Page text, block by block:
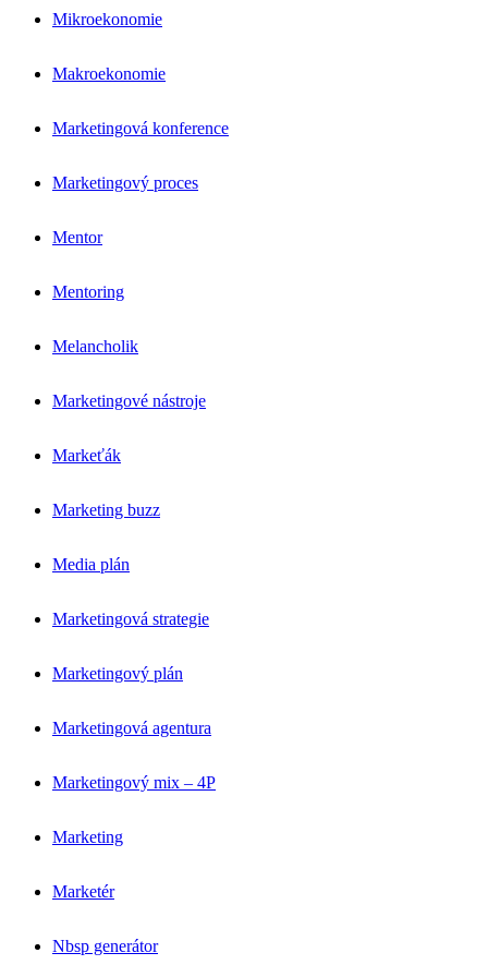
Mikroekonomie
Makroekonomie
Marketingová konference
Marketingový proces
Mentor
Mentoring
Melancholik
Marketingové nástroje
Markeťák
Marketing buzz
Media plán
Marketingová strategie
Marketingový plán
Marketingová agentura
Marketingový mix – 4P
Marketing
Marketér
Nbsp generátor